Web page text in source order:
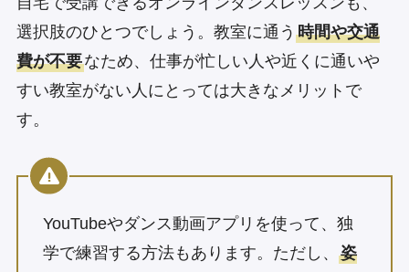
選択肢のひとつでしょう。教室に通う 時間や交通
費が不要なため、仕事が忙しい人や近くに通いや
すい教室がない人にとっては大きなメリットで
す。
YouTubeやダンス動画アプリを使って、独
学で練習する方法もあります。ただし、 姿